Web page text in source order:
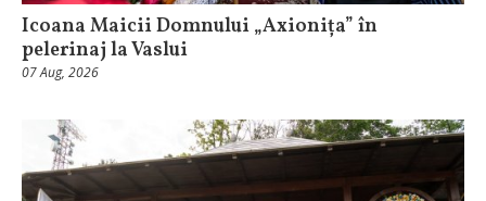
Icoana Maicii Domnului „Axionița” în
pelerinaj la Vaslui
07 Aug, 2026